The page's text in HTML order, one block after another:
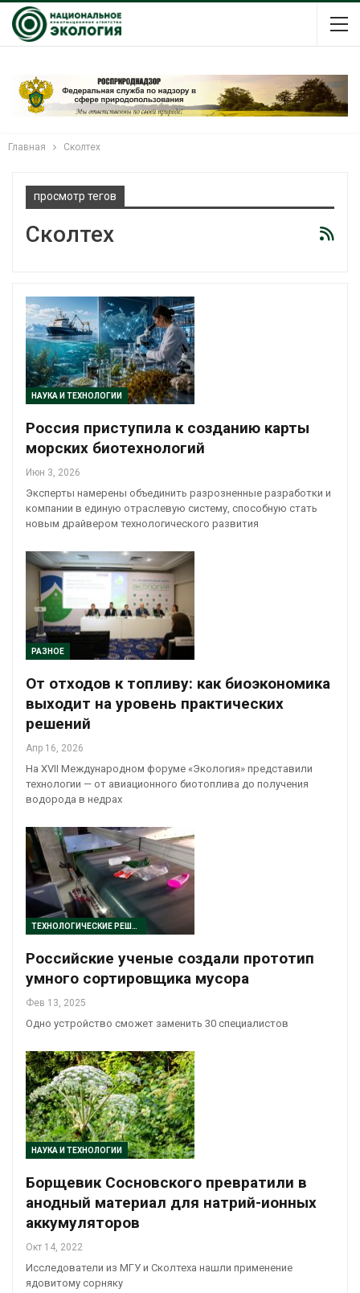
Главная Сколтех
просмотр тегов
Сколтех
НАУКА И ТЕХНОЛОГИИ
Россия приступила к созданию карты
морских биотехнологий
Июн 3, 2026
Эксперты намерены объединить разрозненные разработки и
компании в единую отраслевую систему, способную стать
новым драйвером технологического развития
РАЗНОЕ
От отходов к топливу: как биоэкономика
выходит на уровень практических
решений
Апр 16, 2026
На XVII Международном форуме «Экология» представили
технологии — от авиационного биотоплива до получения
водорода в недрах
ТЕХНОЛОГИЧЕСКИЕ РЕШЕНИЯ
Российские ученые создали прототип
умного сортировщика мусора
Фев 13, 2025
Одно устройство сможет заменить 30 специалистов
НАУКА И ТЕХНОЛОГИИ
Борщевик Сосновского превратили в
анодный материал для натрий-ионных
аккумуляторов
Окт 14, 2022
Исследователи из МГУ и Сколтеха нашли применение
ядовитому сорняку